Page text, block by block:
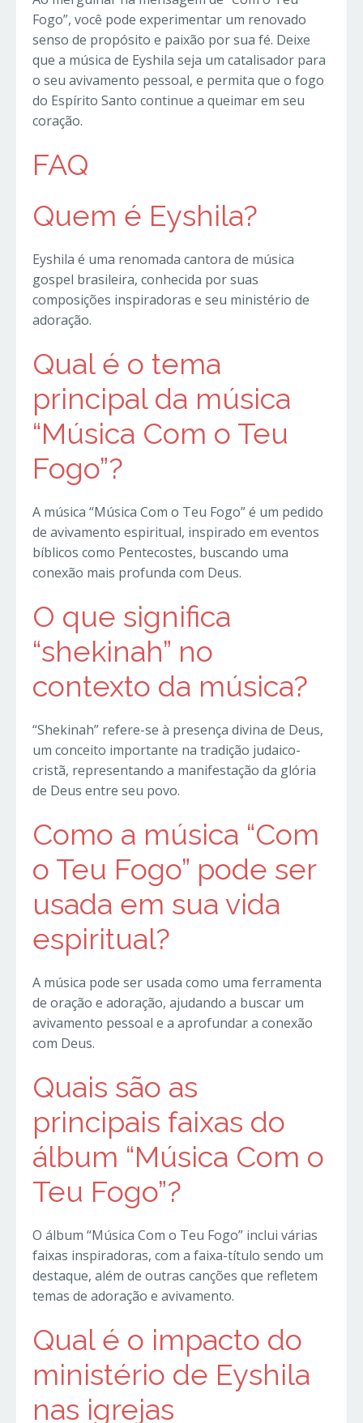
Fogo”, você pode experimentar um renovado
senso de propósito e paixão por sua fé. Deixe
que a música de Eyshila seja um catalisador para
o seu avivamento pessoal, e permita que o fogo
do Espírito Santo continue a queimar em seu
coração.
FAQ
Quem é Eyshila?
Eyshila é uma renomada cantora de música
gospel brasileira, conhecida por suas
composições inspiradoras e seu ministério de
adoração.
Qual é o tema
principal da música
“Música Com o Teu
Fogo”?
A música “Música Com o Teu Fogo” é um pedido
de avivamento espiritual, inspirado em eventos
bíblicos como Pentecostes, buscando uma
conexão mais profunda com Deus.
O que significa
“shekinah” no
contexto da música?
“Shekinah” refere-se à presença divina de Deus,
um conceito importante na tradição judaico-
cristã, representando a manifestação da glória
de Deus entre seu povo.
Como a música “Com
o Teu Fogo” pode ser
usada em sua vida
espiritual?
A música pode ser usada como uma ferramenta
de oração e adoração, ajudando a buscar um
avivamento pessoal e a aprofundar a conexão
com Deus.
Quais são as
principais faixas do
álbum “Música Com o
Teu Fogo”?
O álbum “Música Com o Teu Fogo” inclui várias
faixas inspiradoras, com a faixa-título sendo um
destaque, além de outras canções que refletem
temas de adoração e avivamento.
Qual é o impacto do
ministério de Eyshila
nas igrejas